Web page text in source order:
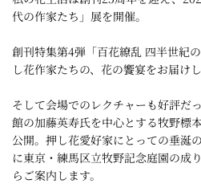
代の作家たち」展を開催。
創刊特集第4弾「百花繚乱 四半世紀
し花作家たちの、花の饗宴をお届けし
そして会場でのレクチャーも好評だ
館の加藤英寿氏を中心とする牧野標
公開。押し花愛好家にとっての垂涎
に東京・練馬区立牧野記念庭園の成
らご案内します。